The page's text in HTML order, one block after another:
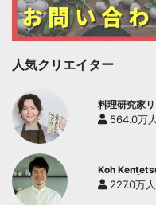
人気クリエイター
料理研究家
564.0万人
Koh
ャンネル】
227.0万人